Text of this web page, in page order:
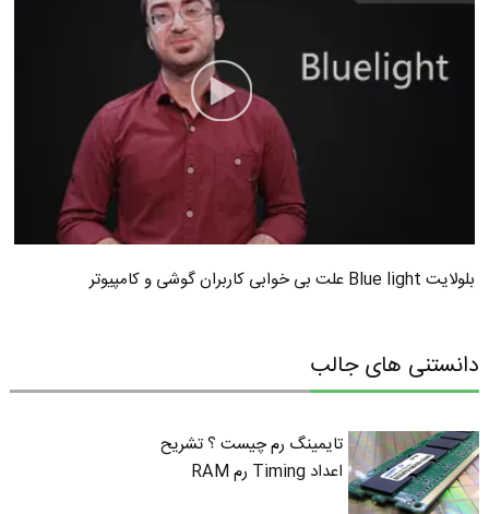
بلولایت Blue light علت بی خوابی کاربران گوشی و کامپیوتر
دانستنی های جالب
تایمینگ رم چیست ؟ تشریح
اعداد Timing رم RAM